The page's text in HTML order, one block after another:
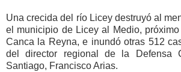
Una crecida del río Licey destruyó al
el municipio de Licey al Medio,
Canca la Reyna, e inundó otras 512
del director regional de la Defensa
Santiago, Francisco Arias.